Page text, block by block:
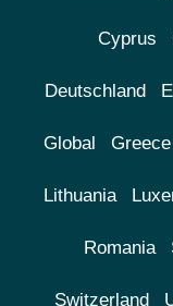
Cyprus
Deutschland
Global Greece
Lithuania
Romania
Switzerland